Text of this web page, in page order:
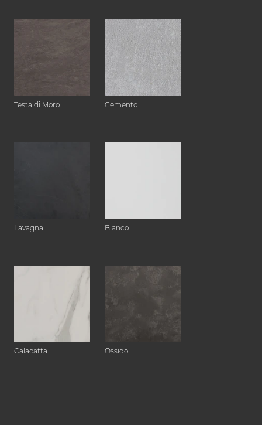
Testa di Moro Cemento
Lavagna Bianco
Calacatta Ossido